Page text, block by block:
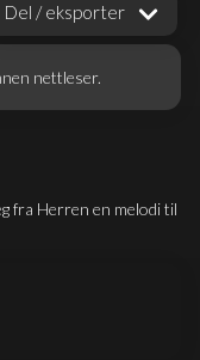
Del / eksporter
nettleser.
fra Herren en melodi til